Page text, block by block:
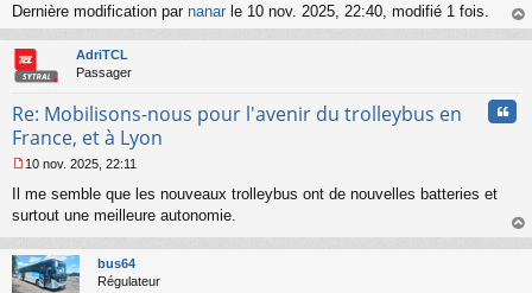
Dernière modification par nanar le 10 nov. 2025, 22:40, modifié 1 fois.
au
AdriTCL
Passager
Re: Mobilisons-nous pour l'avenir du trolleybus en
France, et à Lyon
e
s
a
g
e
10 nov. 2025, 22:11
Il me semble que les nouveaux trolleybus ont de nouvelles batteries et
surtout une meilleure autonomie.
au
bus64
Régulateur